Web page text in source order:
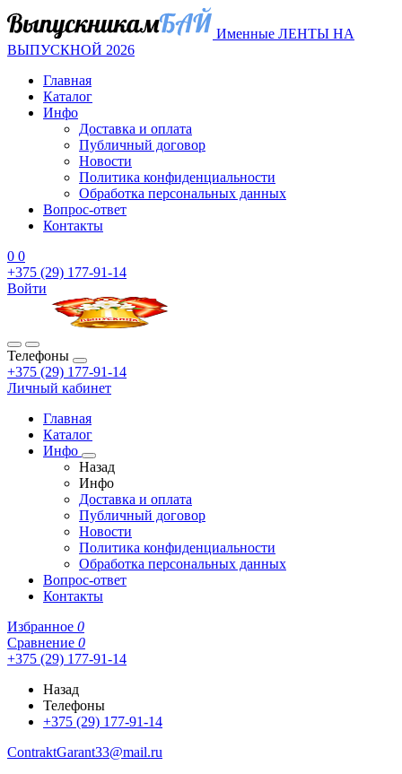
Именные ЛЕНТЫ НА
ВЫПУСКНОЙ 2026
Главная
Каталог
Инфо
Доставка и оплата
Публичный договор
Новости
Политика конфиденциальности
Обработка персональных данных
Вопрос-ответ
Контакты
0 0
+375 (29) 177-91-14
Войти
Телефоны
+375 (29) 177-91-14
Личный кабинет
Главная
Каталог
Инфо
Назад
Инфо
Доставка и оплата
Публичный договор
Новости
Политика конфиденциальности
Обработка персональных данных
Вопрос-ответ
Контакты
Избранное 0
Сравнение 0
+375 (29) 177-91-14
Назад
Телефоны
+375 (29) 177-91-14
ContraktGarant33@mail.ru